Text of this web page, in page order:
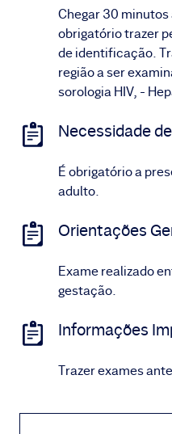
Chegar 30 minutos
obrigatório trazer
de identificação.
região a ser
sorologia HIV, -
Necessidade
É obrigatório a
adulto.
Orientações
Exame realizado
gestação.
Informações
Trazer exames